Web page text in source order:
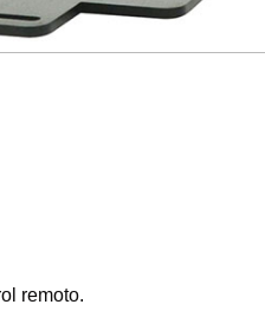
remoto.